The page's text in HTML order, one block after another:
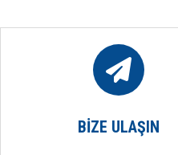
BIZE ULAŞIN